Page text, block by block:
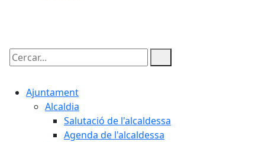
Cercar:
Ajuntament
Alcaldia
Salutació de l'alcaldessa
Agenda de l'alcaldessa